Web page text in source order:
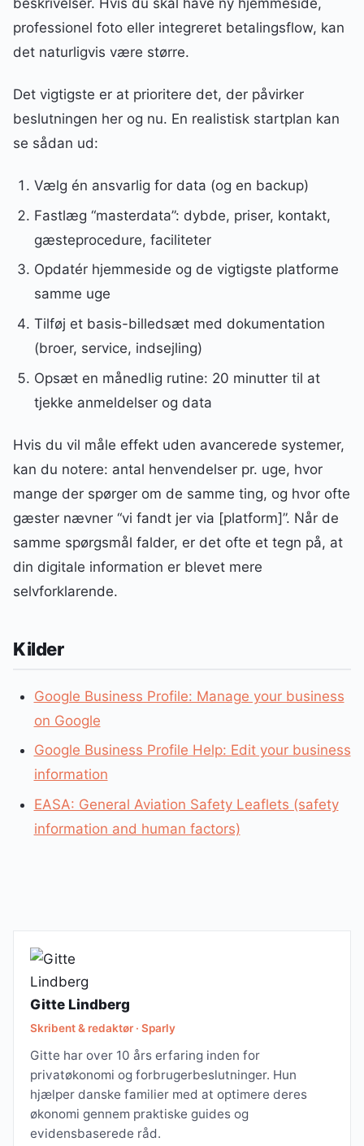
professionel foto eller integreret betalingsflow, kan
det naturligvis være større.
Det vigtigste er at prioritere det, der påvirker
beslutningen her og nu. En realistisk startplan kan
se sådan ud:
Vælg én ansvarlig for data (og en backup)
Fastlæg “masterdata”: dybde, priser, kontakt,
gæsteprocedure, faciliteter
Opdatér hjemmeside og de vigtigste platforme
samme uge
Tilføj et basis-billedsæt med dokumentation
(broer, service, indsejling)
Opsæt en månedlig rutine: 20 minutter til at
tjekke anmeldelser og data
Hvis du vil måle effekt uden avancerede systemer,
kan du notere: antal henvendelser pr. uge, hvor
mange der spørger om de samme ting, og hvor ofte
gæster nævner “vi fandt jer via [platform]”. Når de
samme spørgsmål falder, er det ofte et tegn på, at
din digitale information er blevet mere
selvforklarende.
Kilder
Google Business Profile: Manage your business
on Google
Google Business Profile Help: Edit your business
information
EASA: General Aviation Safety Leaflets (safety
information and human factors)
Gitte Lindberg
Skribent & redaktør · Sparly
Gitte har over 10 års erfaring inden for
privatøkonomi og forbrugerbeslutninger. Hun
hjælper danske familier med at optimere deres
økonomi gennem praktiske guides og
evidensbaserede råd.